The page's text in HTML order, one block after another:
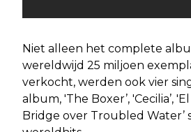
Niet alleen het complete
wereldwijd 25 miljoen
verkocht, werden ook vier
album, 'The Boxer’, 'Cecilia’,
Bridge over Troubled Water’